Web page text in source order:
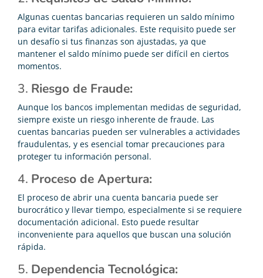
Algunas cuentas bancarias requieren un saldo mínimo
para evitar tarifas adicionales. Este requisito puede ser
un desafío si tus finanzas son ajustadas, ya que
mantener el saldo mínimo puede ser difícil en ciertos
momentos.
3. Riesgo de Fraude:
Aunque los bancos implementan medidas de seguridad,
siempre existe un riesgo inherente de fraude. Las
cuentas bancarias pueden ser vulnerables a actividades
fraudulentas, y es esencial tomar precauciones para
proteger tu información personal.
4. Proceso de Apertura:
El proceso de abrir una cuenta bancaria puede ser
burocrático y llevar tiempo, especialmente si se requiere
documentación adicional. Esto puede resultar
inconveniente para aquellos que buscan una solución
rápida.
5. Dependencia Tecnológica: